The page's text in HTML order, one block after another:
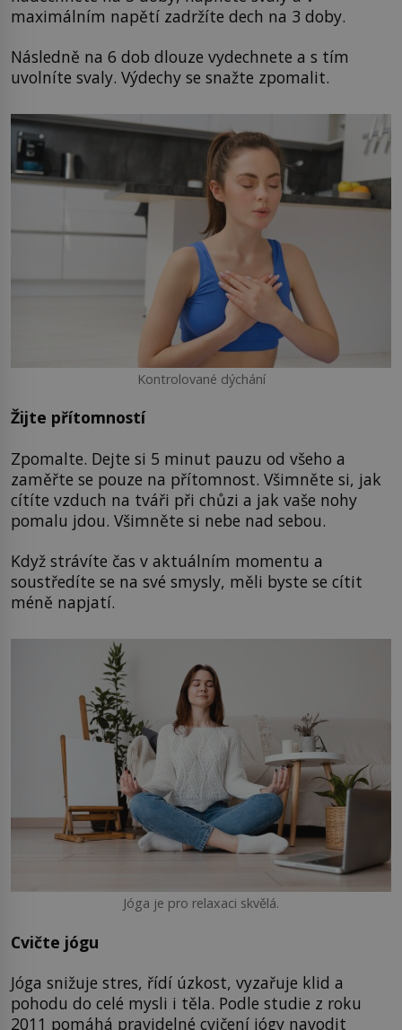
maximálním napětí zadržíte dech na 3 doby.
Následně na 6 dob dlouze vydechnete a s tím
uvolníte svaly. Výdechy se snažte zpomalit.
Kontrolované dýchání
Žijte přítomností
Zpomalte. Dejte si 5 minut pauzu od všeho a
zaměřte se pouze na přítomnost. Všimněte si, jak
cítíte vzduch na tváři při chůzi a jak vaše nohy
pomalu jdou. Všimněte si nebe nad sebou.
Když strávíte čas v aktuálním momentu a
soustředíte se na své smysly, měli byste se cítit
méně napjatí.
Jóga je pro relaxaci skvělá.
Cvičte jógu
Jóga snižuje stres, řídí úzkost, vyzařuje klid a
pohodu do celé mysli i těla. Podle studie z roku
2011 pomáhá pravidelné cvičení jógy navodit